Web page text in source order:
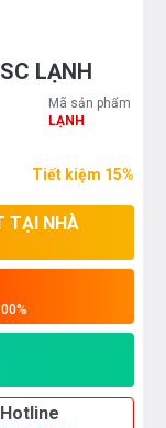
LẠNH
Mã sản phẩm
LẠNH
Tiết kiệm 15%
TẠI NHÀ
Hotline